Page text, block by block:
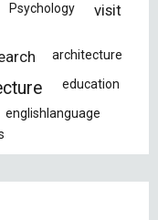
Psychology visit
architecture
education
englishlanguage